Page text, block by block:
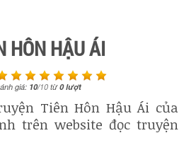
HÔN HẬU ÁI
giá: 10/10từ0lượt
Tiên Hôn Hậu Ái của
trên website đọc truyện